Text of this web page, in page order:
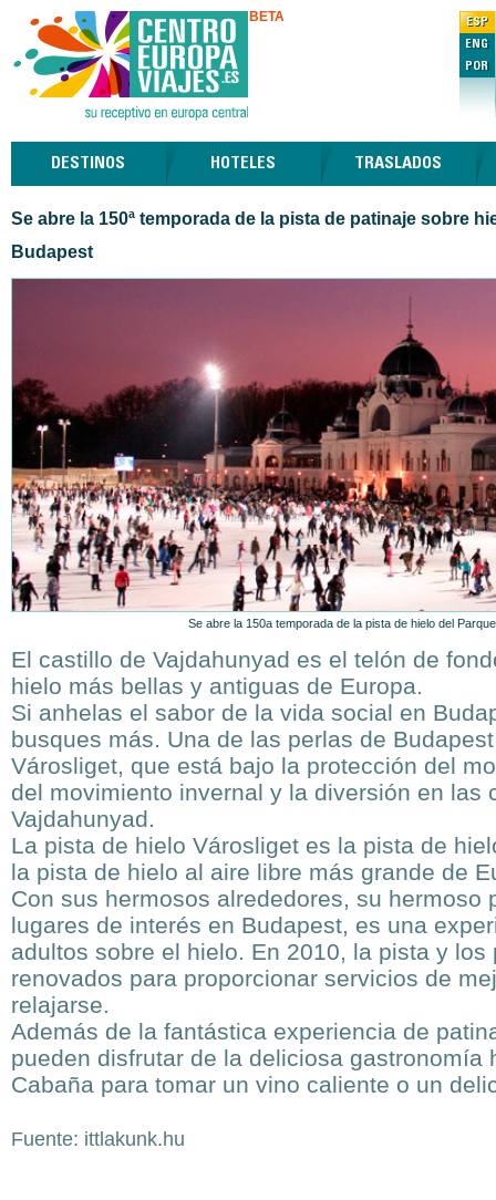
BETA
ESP
ENG
POR
DESTINOS HOTELES TRASLADOS
Se abre la 150ª temporada de la pista de patinaje sobre
Budapest
Se abre la 150a temporada de la pista de hielo del
El castillo de Vajdahunyad es el telón de
hielo más bellas y antiguas de Europa.
Si anhelas el sabor de la vida social en
busques más. Una de las perlas de
Városliget, que está bajo la protección del
del movimiento invernal y la diversión en las
Vajdahunyad.
La pista de hielo Városliget es la pista de
la pista de hielo al aire libre más grande de
Con sus hermosos alrededores, su hermoso
lugares de interés en Budapest, es una
adultos sobre el hielo. En 2010, la pista y los
renovados para proporcionar servicios de
relajarse.
Además de la fantástica experiencia de
pueden disfrutar de la deliciosa gastronomía
Cabaña para tomar un vino caliente o un
Fuente: ittlakunk.hu